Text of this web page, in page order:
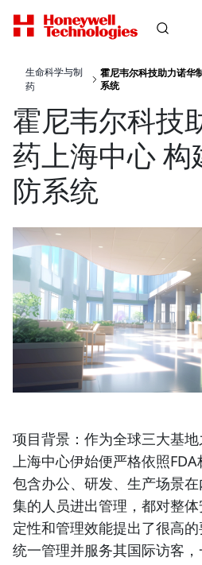
生命科学与制
药
霍尼韦尔科技助力诺华
系统
霍尼韦尔科技
药上海中心 构
防系统
项目背景：作为全球三大基
上海中心伊始便严格依照FDA
包含办公、研发、生产场景
集的人员进出管理，都对整
定性和管理效能提出了很高
统一管理并服务其国际访客